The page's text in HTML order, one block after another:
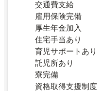
交通費支給
雇用保険完備
厚生年金加入
住宅手当あり
育児サポートあり
託児所あり
寮完備
資格取得支援制度